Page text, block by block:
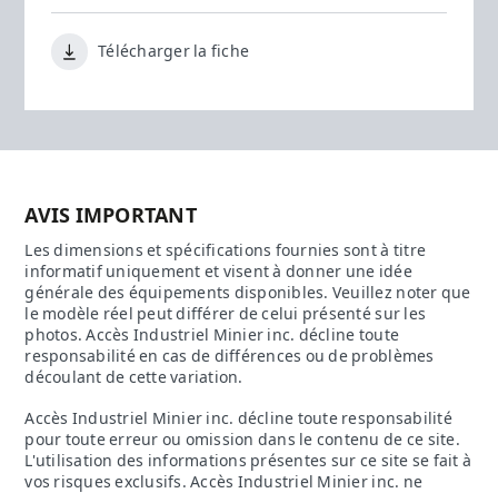
Télécharger la fiche
AVIS IMPORTANT
Les dimensions et spécifications fournies sont à titre
informatif uniquement et visent à donner une idée
générale des équipements disponibles. Veuillez noter que
le modèle réel peut différer de celui présenté sur les
photos. Accès Industriel Minier inc. décline toute
responsabilité en cas de différences ou de problèmes
découlant de cette variation.
Accès Industriel Minier inc. décline toute responsabilité
pour toute erreur ou omission dans le contenu de ce site.
L'utilisation des informations présentes sur ce site se fait à
vos risques exclusifs. Accès Industriel Minier inc. ne